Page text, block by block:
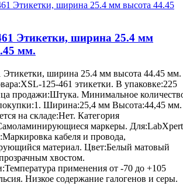
Этикетки, ширина 25.4 мм
мм.
Этикетки, ширина 25.4 мм высота 44.45 мм.
125-461 этикетки. В упаковке:225
продажи:Штука. Минимальное
Ширина:25,4 мм Высота:44,45 мм.
на складе:Нет. Категория
маркеры.
кабеля и провода,
материал. Цвет:Белый матовый
хвостом.
применения от -70 до +105
Низкое содержание галогенов и серы.